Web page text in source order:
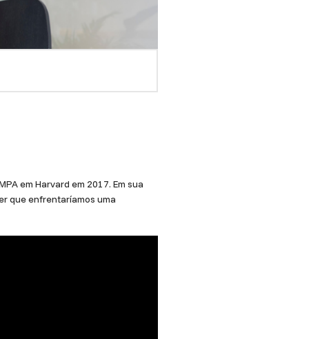
em Harvard em 2017. Em sua
que enfrentaríamos uma